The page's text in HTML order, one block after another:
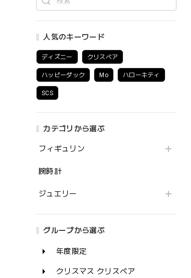
人気のキーワード
ディズニー クリスベア
ハッピーダック Mo ハローキティ
SCS
カテゴリから選ぶ
フィギュリン
腕時計
ジュエリー
グループから選ぶ
年度限定
クリスマス クリスベア